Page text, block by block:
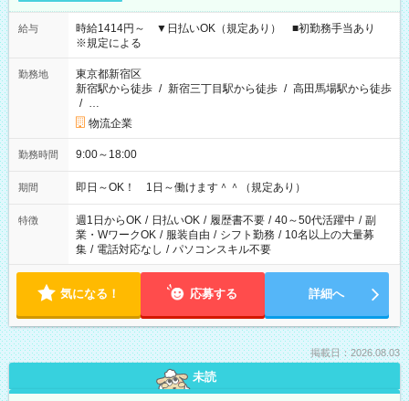
給与
時給1414円～ ▼日払いOK（規定あり） ■初勤務手当あり
※規定による
勤務地
東京都新宿区
新宿駅から徒歩 / 新宿三丁目駅から徒歩 / 高田馬場駅から徒歩
/ …
物流企業
勤務時間 9:00～18:00
期間 即日～OK！ 1日～働けます＾＾（規定あり）
特徴 週1日からOK / 日払いOK / 履歴書不要 / 40～50代活躍中 / 副
業・WワークOK / 服装自由 / シフト勤務 / 10名以上の大量募
集 / 電話対応なし / パソコンスキル不要
気になる！ 応募する 詳細へ
掲載日：2026.08.03
未読